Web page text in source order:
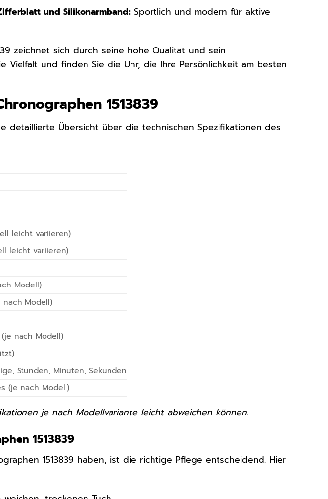
und Silikonarmband: Sportlich und modern für aktive
zeichnet sich durch seine hohe Qualität und sein
Vielfalt und finden Sie die Uhr, die Ihre Persönlichkeit am besten
1513839
detaillierte Übersicht über die technischen Spezifikationen des
leicht variieren)
leicht variieren)
Modell)
nach Modell)
nach Modell)
Stunden, Minuten, Sekunden
(je nach Modell)
je nach Modellvariante leicht abweichen können.
1513839
1513839 haben, ist die richtige Pflege entscheidend. Hier